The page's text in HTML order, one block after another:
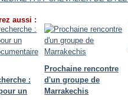
aussi :
:
un
Prochaine rencontre
d'un groupe de
Marrakechis